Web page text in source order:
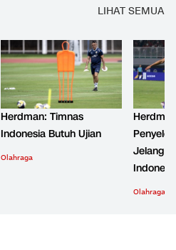
LIHAT SEMUA
Herdman: Timnas
Indonesia Butuh Ujian
Olahraga
Jelang
Olahraga